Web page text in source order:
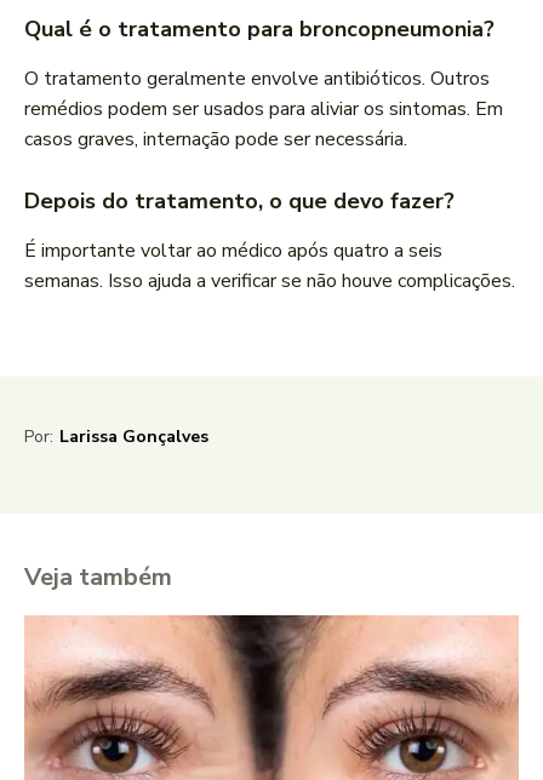
Qual é o tratamento para broncopneumonia?
O tratamento geralmente envolve antibióticos. Outros
remédios podem ser usados para aliviar os sintomas. Em
casos graves, internação pode ser necessária.
Depois do tratamento, o que devo fazer?
É importante voltar ao médico após quatro a seis
semanas. Isso ajuda a verificar se não houve complicações.
Por: Larissa Gonçalves
Veja também